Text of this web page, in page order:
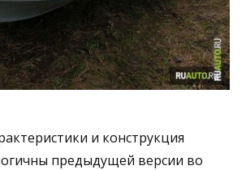
и конструкция
предыдущей версии во